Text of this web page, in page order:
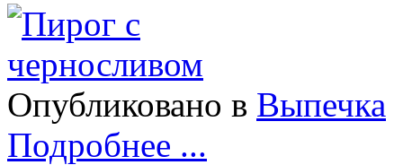
Опубликовано в Выпечка
Подробнее ...